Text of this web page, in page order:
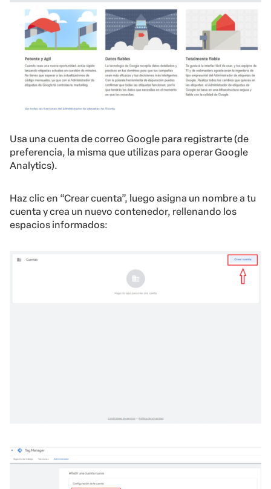
Usa una cuenta de correo Google para registrarte (de
preferencia, la misma que utilizas para operar Google
Analytics).
Haz clic en “Crear cuenta”, luego asigna un nombre a tu
cuenta y crea un nuevo contenedor, rellenando los
espacios informados: